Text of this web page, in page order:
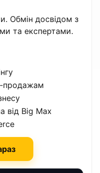
Обмін досвідом з
та експертами.
продажам
від Big Max